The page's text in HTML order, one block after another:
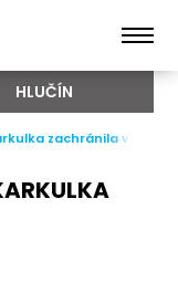
HLUČÍN
zachránila vlka"